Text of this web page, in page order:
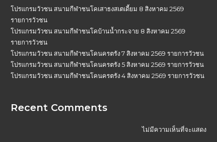
โปรแกรมวัวชน สนามกีฬาชนโคเสาธงสเตเดี้ยม 8 สิงหาคม 2569
รายการวัวชน
โปรแกรมวัวชน สนามกีฬาชนโคบ้านน้ำกระจาย 8 สิงหาคม 2569
รายการวัวชน
โปรแกรมวัวชน สนามกีฬาชนโคนครตรัง 7 สิงหาคม 2569 รายการวัวชน
โปรแกรมวัวชน สนามกีฬาชนโคนครตรัง 5 สิงหาคม 2569 รายการวัวชน
โปรแกรมวัวชน สนามกีฬาชนโคนครตรัง 4 สิงหาคม 2569 รายการวัวชน
Recent Comments
ไม่มีความเห็นที่จะแสดง